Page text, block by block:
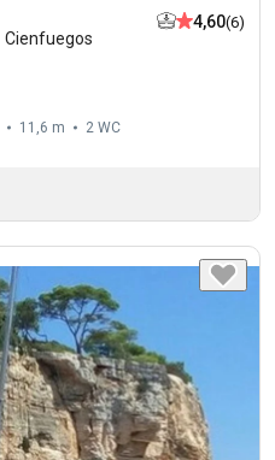
Cienfuegos
4,60(6)
11,6 m 2 WC